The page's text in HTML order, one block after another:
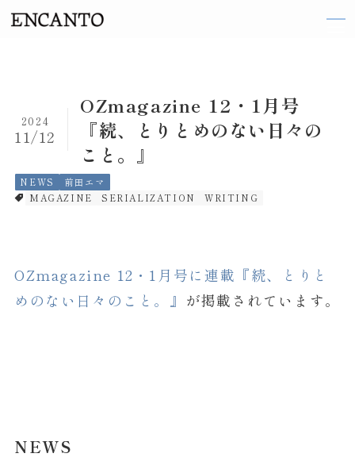
TOP
ARTIST
織田 梨沙
伽奈
東 ヨシアキ
OZmagazine 12・1月号
『続、とりとめのない日々の
こと。』
2024
11/12
NEWS
前田エマ
MAGAZINE
SERIALIZATION WRITING
OZmagazine 12・1月号に連載『続、とりと
めのない日々のこと。』 が掲載されています。
NEWS